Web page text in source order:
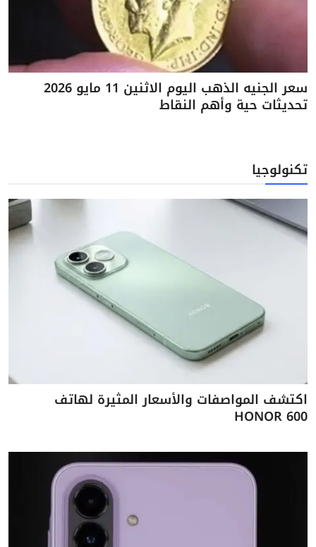
سعر الجنيه الذهب اليوم الاثنين 11 مايو 2026
تحديثات حية وأهم النقاط
تكنولوجيا
اكتشف المواصفات والأسعار المثيرة لهاتف
HONOR 600